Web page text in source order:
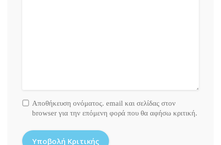
Αποθήκευση ονόματος. email και σελίδας στον
browser για την επόμενη φορά που θα αφήσω κριτική.